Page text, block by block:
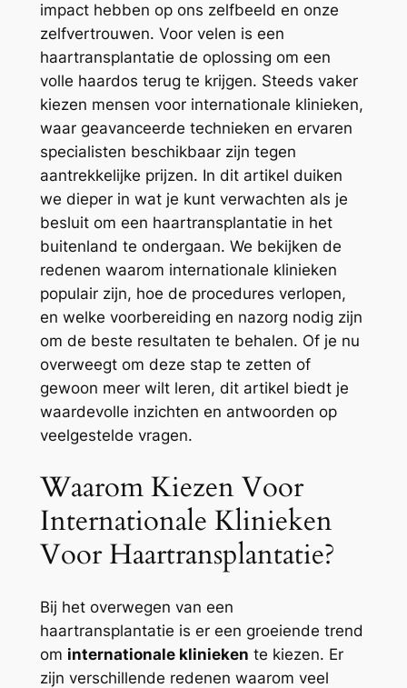
impact hebben op ons zelfbeeld en onze
zelfvertrouwen. Voor velen is een
haartransplantatie de oplossing om een
volle haardos terug te krijgen. Steeds vaker
kiezen mensen voor internationale klinieken,
waar geavanceerde technieken en ervaren
specialisten beschikbaar zijn tegen
aantrekkelijke prijzen. In dit artikel duiken
we dieper in wat je kunt verwachten als je
besluit om een haartransplantatie in het
buitenland te ondergaan. We bekijken de
redenen waarom internationale klinieken
populair zijn, hoe de procedures verlopen,
en welke voorbereiding en nazorg nodig zijn
om de beste resultaten te behalen. Of je nu
overweegt om deze stap te zetten of
gewoon meer wilt leren, dit artikel biedt je
waardevolle inzichten en antwoorden op
veelgestelde vragen.
Waarom Kiezen Voor
Internationale Klinieken
Voor Haartransplantatie?
Bij het overwegen van een
haartransplantatie is er een groeiende trend
om internationale klinieken te kiezen. Er
zijn verschillende redenen waarom veel